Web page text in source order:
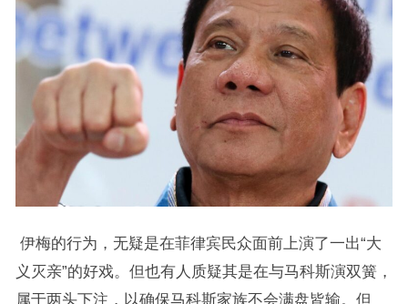
伊梅的行为，无疑是在菲律宾民众面前上演了一出“大
义灭亲”的好戏。但也有人质疑其是在与马科斯演双簧，
属于两头下注，以确保马科斯家族不会满盘皆输。但